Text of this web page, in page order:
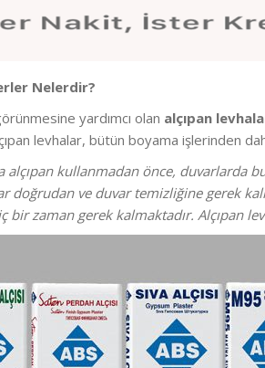
Nelerdir?
yardımcı olan alçıpan
levhalar, bütün boyama işlerinden
kullanmadan önce, duvarlarda
doğrudan ve duvar temizliğine gerek
zaman gerek kalmaktadır. Alçıpan